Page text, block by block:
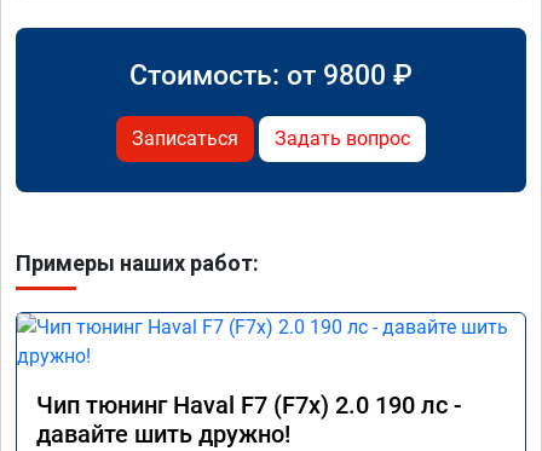
Стоимость: от 9800 ₽
Записаться Задать вопрос
Примеры наших работ:
Чип тюнинг Haval F7 (F7x) 2.0 190 лс -
давайте шить дружно!